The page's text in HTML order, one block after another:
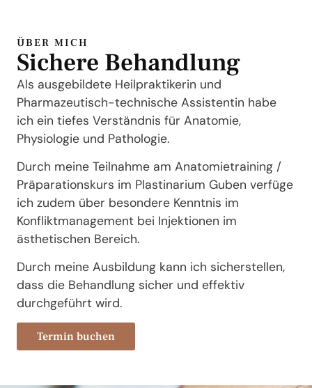
ÜBER MICH
Sichere Behandlung
Als ausgebildete Heilpraktikerin und
Pharmazeutisch-technische Assistentin habe
ich ein tiefes Verständnis für Anatomie,
Physiologie und Pathologie.
Durch meine Teilnahme am Anatomietraining /
Präparationskurs im Plastinarium Guben verfüge
ich zudem über besondere Kenntnis im
Konfliktmanagement bei Injektionen im
ästhetischen Bereich.
Durch meine Ausbildung kann ich sicherstellen,
dass die Behandlung sicher und effektiv
durchgeführt wird.
Termin buchen